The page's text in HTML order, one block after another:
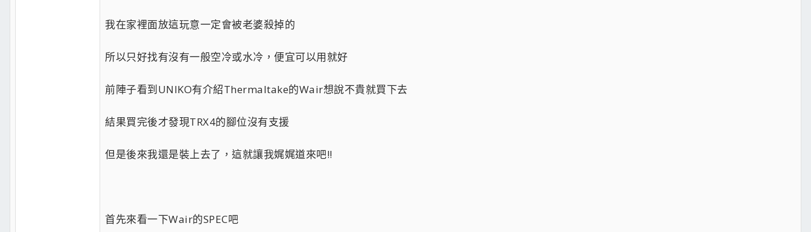
我在家裡面放這玩意一定會被老婆殺掉的
所以只好找有沒有一般空冷或水冷，便宜可以用就好
前陣子看到UNIKO有介紹Thermaltake的Wair想說不貴就買下去
結果買完後才發現TRX4的腳位沒有支援
但是後來我還是裝上去了，這就讓我娓娓道來吧!!
首先來看一下Wair的SPEC吧